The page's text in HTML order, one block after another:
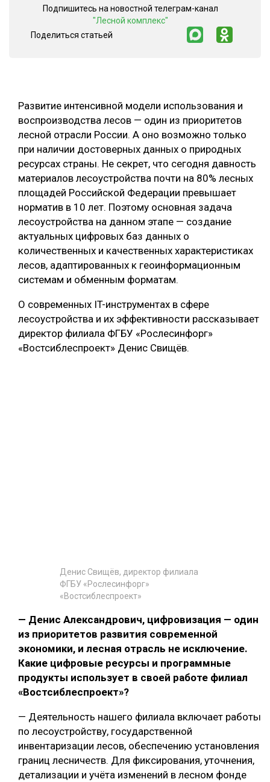
СУШКА ДРЕВЕСИНЫ
МЕБЕЛЬНОЕ ПРОИЗВОДСТВО
Развитие интенсивной модели использования и
воспроизводства лесов — один из приоритетов
лесной отрасли России. А оно возможно только
при наличии достоверных данных о природных
ресурсах страны. Не секрет, что сегодня давность
материалов лесоустройства почти на 80% лесных
площадей Российской Федерации превышает
норматив в 10 лет. Поэтому основная задача
лесоустройства на данном этапе — создание
актуальных цифровых баз данных о
количественных и качественных характеристиках
лесов, адаптированных к геоинформационным
системам и обменным форматам.
О современных IT-инструментах в сфере
лесоустройства и их эффективности рассказывает
директор филиала ФГБУ «Рослесинфорг»
«Востсиблеспроект» Денис Свищёв.
Денис Свищёв, директор филиала
ФГБУ «Рослесинфорг»
«Востсиблеспроект»
— Денис Александрович, цифровизация — один
из приоритетов развития современной
экономики, и лесная отрасль не исключение.
Какие цифровые ресурсы и программные
продукты использует в своей работе филиал
«Востсиблеспроект»?
— Деятельность нашего филиала включает работы
по лесоустройству, государственной
инвентаризации лесов, обеспечению установления
границ лесничеств. Для фиксирования, уточнения,
детализации и учёта изменений в лесном фонде
Подпишитесь на новостной телеграм-канал
"Лесной комплекс"
Поделиться статьей